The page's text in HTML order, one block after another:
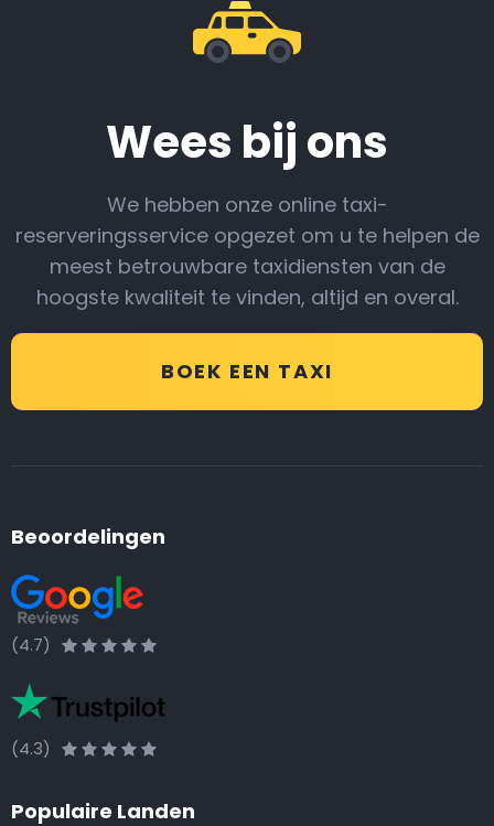
Wees bij ons
We hebben onze online taxi-
reserveringsservice opgezet om u te helpen de
meest betrouwbare taxidiensten van de
hoogste kwaliteit te vinden, altijd en overal.
BOEK EEN TAXI
Beoordelingen
(4.7)
(4.3)
Populaire Landen